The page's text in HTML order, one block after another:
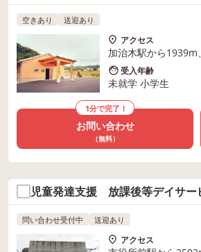
空きあり 送迎あり
アクセス
加治木駅から
受入年齢
未就学 小学生
1分で完了！
お問い合わせ
（無料）
児童発達支援 放課後等デイサ
問い合わせ受付中 送迎あり
アクセス